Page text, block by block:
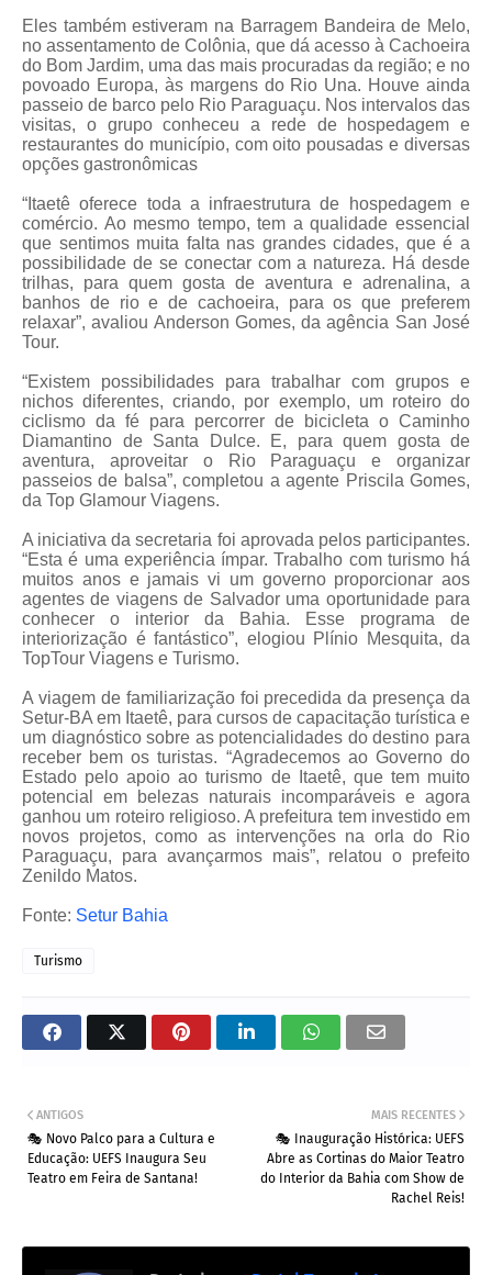
Eles também estiveram na Barragem Bandeira de Melo,
no assentamento de Colônia, que dá acesso à Cachoeira
do Bom Jardim, uma das mais procuradas da região; e no
povoado Europa, às margens do Rio Una. Houve ainda
passeio de barco pelo Rio Paraguaçu. Nos intervalos das
visitas, o grupo conheceu a rede de hospedagem e
restaurantes do município, com oito pousadas e diversas
opções gastronômicas
“Itaetê oferece toda a infraestrutura de hospedagem e
comércio. Ao mesmo tempo, tem a qualidade essencial
que sentimos muita falta nas grandes cidades, que é a
possibilidade de se conectar com a natureza. Há desde
trilhas, para quem gosta de aventura e adrenalina, a
banhos de rio e de cachoeira, para os que preferem
relaxar”, avaliou Anderson Gomes, da agência San José
Tour.
“Existem possibilidades para trabalhar com grupos e
nichos diferentes, criando, por exemplo, um roteiro do
ciclismo da fé para percorrer de bicicleta o Caminho
Diamantino de Santa Dulce. E, para quem gosta de
aventura, aproveitar o Rio Paraguaçu e organizar
passeios de balsa”, completou a agente Priscila Gomes,
da Top Glamour Viagens.
A iniciativa da secretaria foi aprovada pelos participantes.
“Esta é uma experiência ímpar. Trabalho com turismo há
muitos anos e jamais vi um governo proporcionar aos
agentes de viagens de Salvador uma oportunidade para
conhecer o interior da Bahia. Esse programa de
interiorização é fantástico”, elogiou Plínio Mesquita, da
TopTour Viagens e Turismo.
A viagem de familiarização foi precedida da presença da
Setur-BA em Itaetê, para cursos de capacitação turística e
um diagnóstico sobre as potencialidades do destino para
receber bem os turistas. “Agradecemos ao Governo do
Estado pelo apoio ao turismo de Itaetê, que tem muito
potencial em belezas naturais incomparáveis e agora
ganhou um roteiro religioso. A prefeitura tem investido em
novos projetos, como as intervenções na orla do Rio
Paraguaçu, para avançarmos mais”, relatou o prefeito
Zenildo Matos.
Fonte: Setur Bahia
Turismo
MAIS RECENTES
🎭 Inauguração Histórica: UEFS
Abre as Cortinas do Maior Teatro
do Interior da Bahia com Show de
Rachel Reis!
ANTIGOS
🎭 Novo Palco para a Cultura e
Educação: UEFS Inaugura Seu
Teatro em Feira de Santana!